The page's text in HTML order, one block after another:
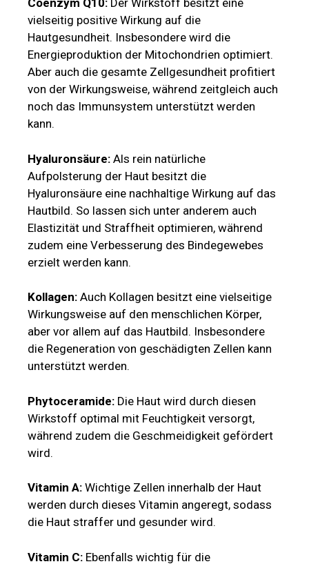
Coenzym Q10: Der Wirkstoff besitzt eine
vielseitig positive Wirkung auf die
Hautgesundheit. Insbesondere wird die
Energieproduktion der Mitochondrien optimiert.
Aber auch die gesamte Zellgesundheit profitiert
von der Wirkungsweise, während zeitgleich auch
noch das Immunsystem unterstützt werden
kann.
Hyaluronsäure: Als rein natürliche
Aufpolsterung der Haut besitzt die
Hyaluronsäure eine nachhaltige Wirkung auf das
Hautbild. So lassen sich unter anderem auch
Elastizität und Straffheit optimieren, während
zudem eine Verbesserung des Bindegewebes
erzielt werden kann.
Kollagen: Auch Kollagen besitzt eine vielseitige
Wirkungsweise auf den menschlichen Körper,
aber vor allem auf das Hautbild. Insbesondere
die Regeneration von geschädigten Zellen kann
unterstützt werden.
Phytoceramide: Die Haut wird durch diesen
Wirkstoff optimal mit Feuchtigkeit versorgt,
während zudem die Geschmeidigkeit gefördert
wird.
Vitamin A: Wichtige Zellen innerhalb der Haut
werden durch dieses Vitamin angeregt, sodass
die Haut straffer und gesunder wird.
Vitamin C: Ebenfalls wichtig für die